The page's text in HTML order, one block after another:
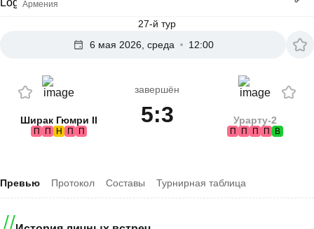
Армения
27-й тур
6 мая 2026, среда
12:00
Ширак Гюмри II
П П Н П П
завершён
5:3 Урарту-2
П П П П В
Превью Протокол Составы Турнирная таблица